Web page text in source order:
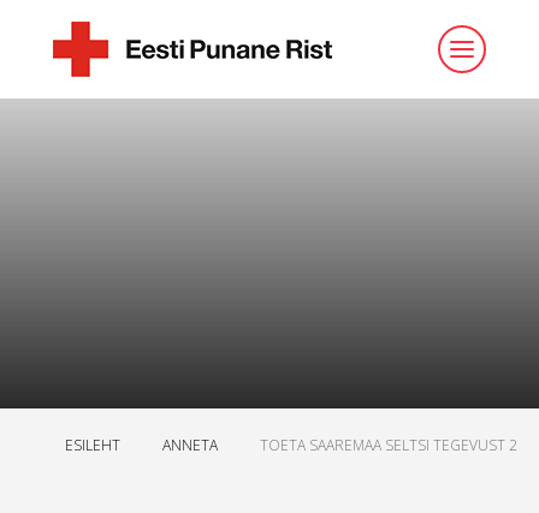
ESILEHT ANNETA TOETA SAAREMAA SELTSI TEGEVUST 2